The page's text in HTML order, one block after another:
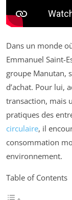
Dans un monde
Emmanuel Saint-
groupe Manutan,
d’achat. Pour lui,
transaction, mais
pratiques des
circulaire, il
consommation
environnement.
Table of Contents